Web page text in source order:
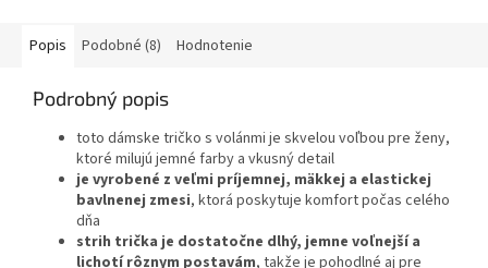
Popis Podobné (8) Hodnotenie
Podrobný popis
toto dámske tričko s volánmi je skvelou voľbou pre ženy,
ktoré milujú jemné farby a vkusný detail
je vyrobené z veľmi príjemnej, mäkkej a elastickej
bavlnenej zmesi, ktorá poskytuje komfort počas celého
dňa
strih trička je dostatočne dlhý, jemne voľnejší a
lichotí rôznym postavám, takže je pohodlné aj pre